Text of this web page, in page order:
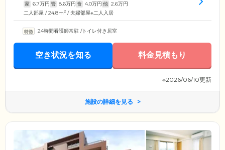
家 6.7万円 管 8.6万円 食 4.0万円 他 2.6万円
二人部屋 / 24.8m2 / 夫婦部屋※二人入居
24時間看護師常駐 /トイレ付き居室
空き状況を知る 料金見積もり
※2026/06/10更新
施設の詳細を見る